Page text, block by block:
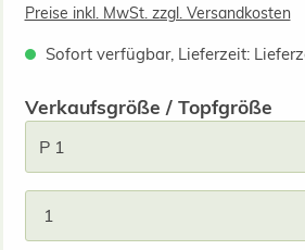
Preise inkl. MwSt. zzgl. Versandkosten
Sofort verfügbar, Lieferzeit:
Verkaufsgröße / Topfgröße